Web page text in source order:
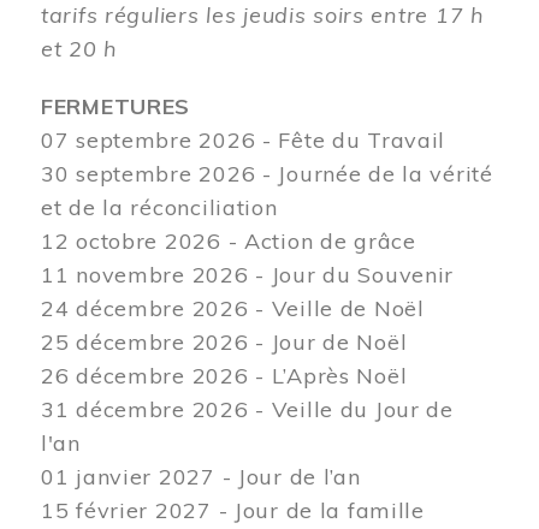
tarifs réguliers les jeudis soirs entre 17 h
et 20 h
FERMETURES
07 septembre 2026 - Fête du Travail
30 septembre 2026 - Journée de la vérité
et de la réconciliation
12 octobre 2026 - Action de grâce
11 novembre 2026 - Jour du Souvenir
24 décembre 2026 - Veille de Noël
25 décembre 2026 - Jour de Noël
26 décembre 2026 - L’Après Noël
31 décembre 2026 - Veille du Jour de
l'an
01 janvier 2027 - Jour de l’an
15 février 2027 - Jour de la famille